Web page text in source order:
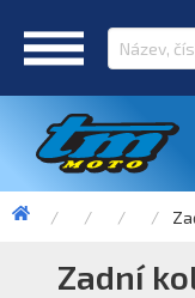
Zadní